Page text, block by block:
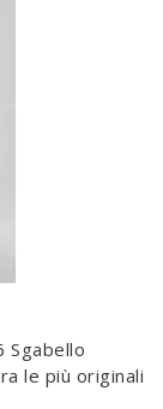
Sgabello
le più originali